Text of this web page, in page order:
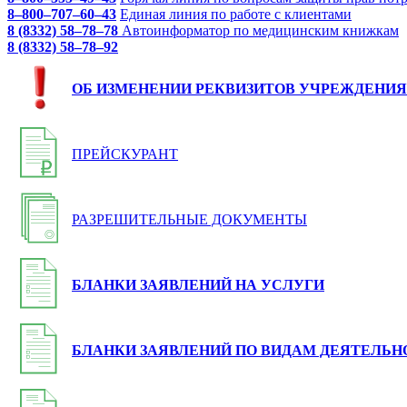
8–800–707–60–43 Единая линия по работе с клиентами
8 (8332) 58–78–78 Автоинформатор по медицинским книжкам
8 (8332) 58–78–92
ОБ ИЗМЕНЕНИИ РЕКВИЗИТОВ УЧРЕЖДЕНИЯ
ПРЕЙСКУРАНТ
РАЗРЕШИТЕЛЬНЫЕ ДОКУМЕНТЫ
БЛАНКИ ЗАЯВЛЕНИЙ НА УСЛУГИ
БЛАНКИ ЗАЯВЛЕНИЙ ПО ВИДАМ